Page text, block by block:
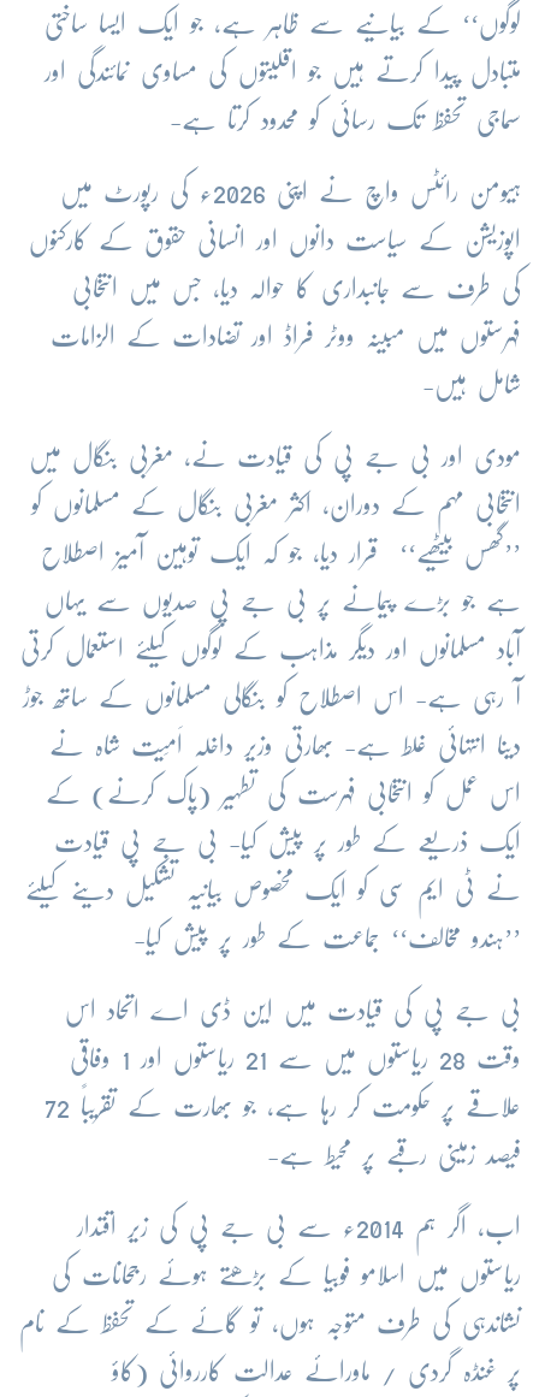
لوگوں‘‘ کے بیانیے سے ظاہر ہے، جو ایک ایسا ساختی
متبادل پیدا کرتے ہیں جو اقلیتوں کی مساوی نمائندگی اور
سماجی تحفظ تک رسائی کو محدود کرتا ہے-
ہیومن رائٹس واچ نے اپنی 2026ء کی رپورٹ میں
اپوزیشن کے سیاست دانوں اور انسانی حقوق کے کارکنوں
کی طرف سے جانبداری کا حوالہ دیا، جس میں انتخابی
فہرستوں میں مبینہ ووٹر فراڈ اور تضادات کے الزامات
شامل ہیں-
مودی اور بی جے پی کی قیادت نے، مغربی بنگال میں
انتخابی مہم کے دوران، اکثر مغربی بنگال کے مسلمانوں کو
’’گھس بیٹھیے‘‘ قرار دیا، جو کہ ایک توہین آمیز اصطلاح
ہے جو بڑے پیمانے پر بی جے پی صدیوں سے یہاں
آباد مسلمانوں اور دیگر مذاہب کے لوگوں کیلئے استعمال کرتی
آ رہی ہے- اس اصطلاح کو بنگالی مسلمانوں کے ساتھ جوڑ
دینا انتہائی غلط ہے- بھارتی وزیر داخلہ اَمِیت شاہ نے
اس عمل کو انتخابی فہرست کی تطہیر (پاک کرنے) کے
ایک ذریعے کے طور پر پیش کیا- بی جے پی قیادت
نے ٹی ایم سی کو ایک مخصوص بیانیہ تشکیل دینے کیلئے
’’ہندو مخالف‘‘ جماعت کے طور پر پیش کیا-
بی جے پی کی قیادت میں این ڈی اے اتحاد اس
وقت 28 ریاستوں میں سے 21 ریاستوں اور 1 وفاقی
علاقے پر حکومت کر رہا ہے، جو بھارت کے تقریباً 72
فیصد زمینی رقبے پر محیط ہے-
اب، اگر ہم 2014ء سے بی جے پی کی زیر اقتدار
ریاستوں میں اسلامو فوبیا کے بڑھتے ہوئے رجحانات کی
نشاندہی کی طرف متوجہ ہوں، تو گائے کے تحفظ کے نام
پر غنڈہ گردی / ماورائے عدالت کارروائی (کاؤ